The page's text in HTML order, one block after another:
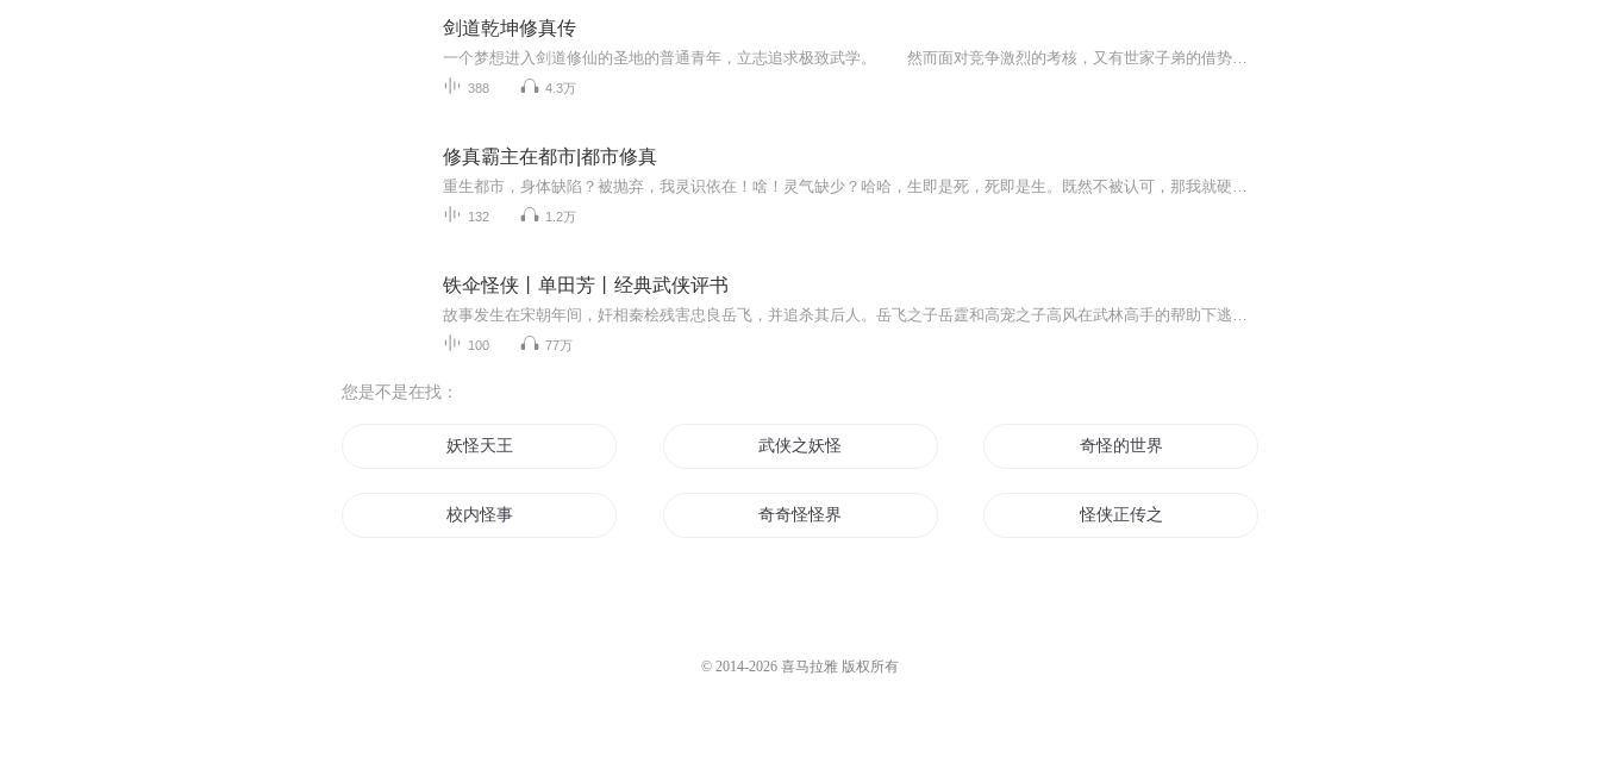
剑道乾坤修真传
一个梦想进入剑道修仙的圣地的普通青年，立志追求极致武学。 然而面对竞争激烈的考核，又有世家子弟的借势压人，小小平凡少年如何立足？
388 4.3万
修真霸主在都市|都市修真
重生都市，身体缺陷？被抛弃，我灵识依在！啥！灵气缺少？哈哈，生即是死，死即是生。既然不被认可，那我就硬生生撕开一条属于我的大道。最后走上一条抗天之路……
132 1.2万
铁伞怪侠丨单田芳丨经典武侠评书
故事发生在宋朝年间，奸相秦桧残害忠良岳飞，并追杀其后人。岳飞之子岳霆和高宠之子高风在武林高手的帮助下逃脱，并习得一身盖世武功。岳霆以铁伞怪侠的身份闯荡江湖，在木剑先生高风、夺命竹刀杨虹及众多武林英雄的协助下，不仅保家卫国，还收集了秦桧叛...
100 77万
您是不是在找：
妖怪天王 武侠之妖怪来了 奇怪的世界有奇怪的人们
校内怪事 奇奇怪怪界 怪侠正传之天下第一
© 2014-2026 喜马拉雅 版权所有